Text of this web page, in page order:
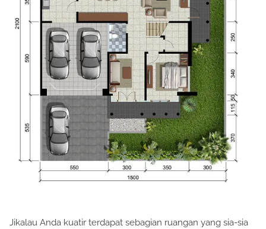
Jikalau Anda kuatir terdapat sebagian ruangan yang sia-sia